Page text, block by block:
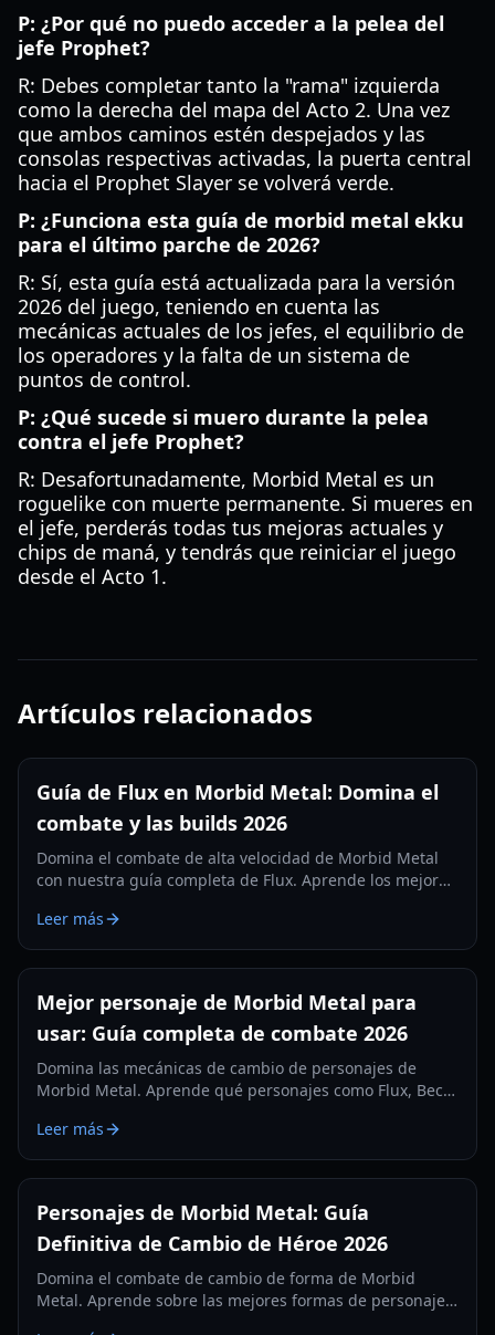
P: ¿Por qué no puedo acceder a la pelea del
jefe Prophet?
R: Debes completar tanto la "rama" izquierda
como la derecha del mapa del Acto 2. Una vez
que ambos caminos estén despejados y las
consolas respectivas activadas, la puerta central
hacia el Prophet Slayer se volverá verde.
P: ¿Funciona esta guía de morbid metal ekku
para el último parche de 2026?
R: Sí, esta guía está actualizada para la versión
2026 del juego, teniendo en cuenta las
mecánicas actuales de los jefes, el equilibrio de
los operadores y la falta de un sistema de
puntos de control.
P: ¿Qué sucede si muero durante la pelea
contra el jefe Prophet?
R: Desafortunadamente, Morbid Metal es un
roguelike con muerte permanente. Si mueres en
el jefe, perderás todas tus mejoras actuales y
chips de maná, y tendrás que reiniciar el juego
desde el Acto 1.
Artículos relacionados
Guía de Flux en Morbid Metal: Domina el
combate y las builds 2026
Domina el combate de alta velocidad de Morbid Metal
con nuestra guía completa de Flux. Aprende los mejores
Leer más
Mejor personaje de Morbid Metal para
usar: Guía completa de combate 2026
Domina las mecánicas de cambio de personajes de
Morbid Metal. Aprende qué personajes como Flux, Beck
2026.
Leer más
Personajes de Morbid Metal: Guía
Definitiva de Cambio de Héroe 2026
Domina el combate de cambio de forma de Morbid
Metal. Aprende sobre las mejores formas de personajes,